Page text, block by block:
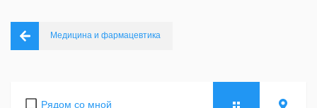
Медицина и фармацевтика
Рядом со мной